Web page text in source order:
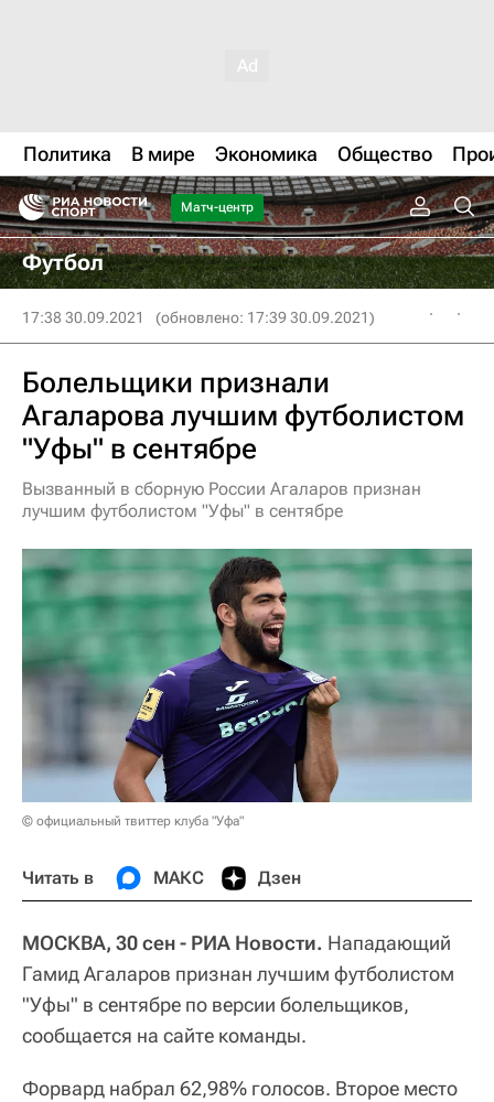
Политика В мире Экономика Общество
Матч-центр
Футбол
17:38 30.09.2021 (обновлено: 17:39 30.09.2021)
Болельщики признали
Агаларова лучшим футболистом
"Уфы" в сентябре
Вызванный в сборную России Агаларов признан
лучшим футболистом "Уфы" в сентябре
© официальный твиттер клуба "Уфа"
Читать в МАКС Дзен
МОСКВА, 30 сен - РИА Новости. Нападающий
Гамид Агаларов признан лучшим футболистом
"Уфы" в сентябре по версии болельщиков,
сообщается на сайте команды.
Форвард набрал 62,98% голосов. Второе место